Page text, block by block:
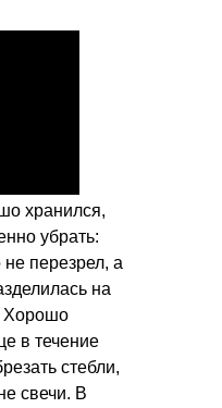
хранился,
убрать:
не перезрел, а
на
Хорошо
в течение
стебли,
свечи. В